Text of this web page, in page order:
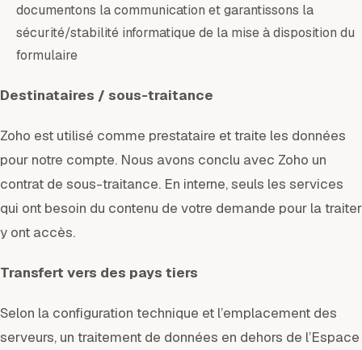
documentons la communication et garantissons la
sécurité/stabilité informatique de la mise à disposition du
formulaire
Destinataires / sous-traitance
Zoho est utilisé comme prestataire et traite les données
pour notre compte. Nous avons conclu avec Zoho un
contrat de sous-traitance. En interne, seuls les services
qui ont besoin du contenu de votre demande pour la traiter
y ont accès.
Transfert vers des pays tiers
Selon la configuration technique et l’emplacement des
serveurs, un traitement de données en dehors de l’Espace